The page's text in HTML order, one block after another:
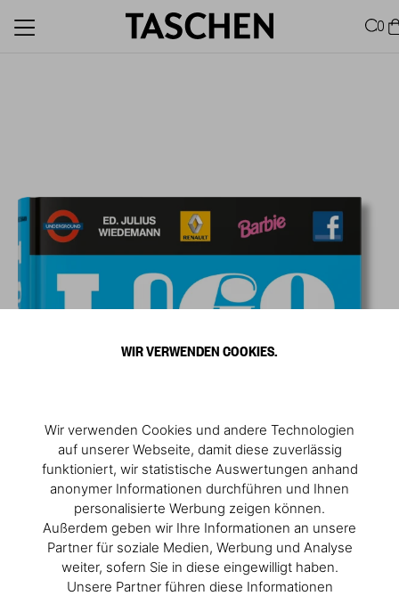
WIR VERWENDEN COOKIES.
Wir verwenden Cookies und andere Technologien
auf unserer Webseite, damit diese zuverlässig
funktioniert, wir statistische Auswertungen anhand
anonymer Informationen durchführen und Ihnen
personalisierte Werbung zeigen können.
Außerdem geben wir Ihre Informationen an unsere
Partner für soziale Medien, Werbung und Analyse
weiter, sofern Sie in diese eingewilligt haben.
Unsere Partner führen diese Informationen
0